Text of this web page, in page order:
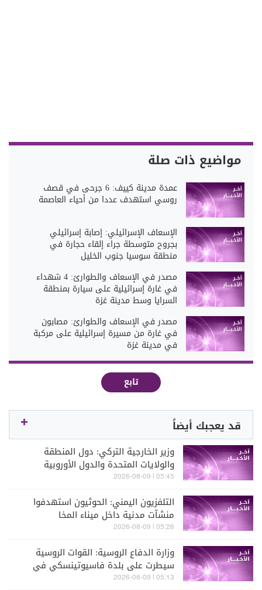
مواضيع ذات صلة
عمدة مدينة كييف: 6 جرحى في قصف
روسي استهدف عددا من أحياء العاصمة
الإسعاف الإسرائيلي: إصابة إسرائيلي
بجروح متوسطة جراء إلقاء حجارة في
منطقة سوسيا جنوب الخليل
مصدر في الإسعاف والطوارئ: 4 شهداء
في غارة إسرائيلية على سيارة بمنطقة
السرايا وسط مدينة غزة
مصدر في الإسعاف والطوارئ: مصابون
في غارة من مسيرة إسرائيلية على مركبة
في مدينة غزة
تابع
قد يعجبك أيضاً
وزير الخارجية التركي: دول المنطقة
والولايات المتحدة والدول الأوروبية
والآسيوية تطالب بفتح مضيق هرمز فورا
05:45 | 2026-08-09
التلفزيون اليمني: الحوثيون استهدفوا
منشآت مدنية داخل ميناء المخا
05:26 | 2026-08-09
وزارة الدفاع الروسية: القوات الروسية
سيطرت على بلدة فاسيوتينسكي في
شرق أوكرانيا
05:13 | 2026-08-09